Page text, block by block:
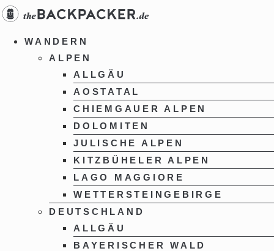
Zum
Inhalt
springenWANDERN
ALPEN
ALLGÄU
AOSTATAL
CHIEMGAUER ALPEN
DOLOMITEN
JULISCHE ALPEN
KITZBÜHELER ALPEN
LAGO MAGGIORE
WETTERSTEINGEBIRGE
DEUTSCHLAND
ALLGÄU
BAYERISCHER WALD